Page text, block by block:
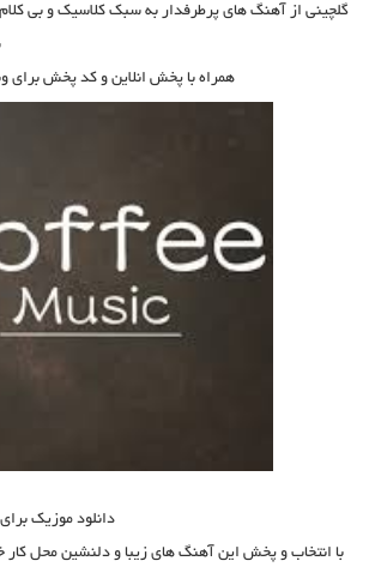
گلچینی از آهنگ های پرطرفدار به سبک کلاسیک و بی کلام
همراه با پخش انلاین و کد پخش برای
دانلود موزیک
با انتخاب و پخش این آهنگ های زیبا و دلنشین محل